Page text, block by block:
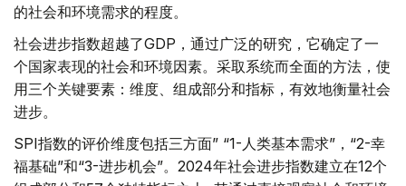
的社会和环境需求的程度。
社会进步指数超越了GDP，通过广泛的研究，它确定了一
个国家表现的社会和环境因素。采取系统而全面的方法，使
用三个关键要素：维度、组成部分和指标，有效地衡量社会
进步。
SPI指数的评价维度包括三方面” “1-人类基本需求”，“2-幸
福基础”和“3-进步机会”。2024年社会进步指数建立在12个